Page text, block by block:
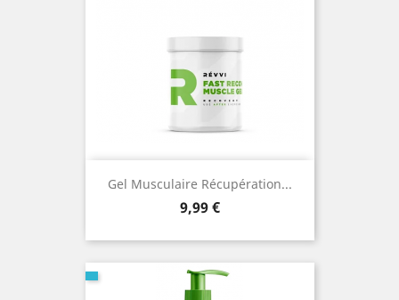
Gel Musculaire Récupération...
Prix
9,99 €